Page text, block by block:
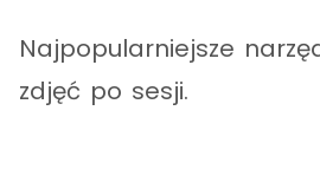
Najpopularniejsze
zdjęć po sesji.